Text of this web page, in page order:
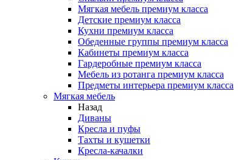
Мягкая мебель премиум класса
Детские премиум класса
Кухни премиум класса
Обеденные группы премиум класса
Кабинеты премиум класса
Гардеробные премиум класса
Мебель из ротанга премиум класса
Предметы интерьера премиум класса
Мягкая мебель
Назад
Диваны
Кресла и пуфы
Тахты и кушетки
Кресла-качалки